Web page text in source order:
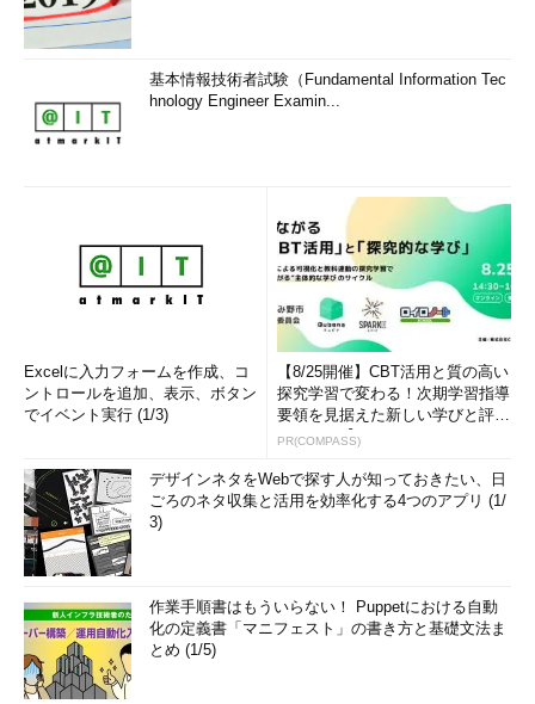
基本情報技術者試験（Fundamental Information Tec
hnology Engineer Examin...
Excelに入力フォームを作成、コ
ントロールを追加、表示、ボタン
でイベント実行 (1/3)
【8/25開催】CBT活用と質の高い
探究学習で変わる！次期学習指導
要領を見据えた新しい学びと評価
のカタチ【オンラインイベ...
PR(COMPASS)
デザインネタをWebで探す人が知っておきたい、日
ごろのネタ収集と活用を効率化する4つのアプリ (1/
3)
作業手順書はもういらない！ Puppetにおける自動
化の定義書「マニフェスト」の書き方と基礎文法ま
とめ (1/5)